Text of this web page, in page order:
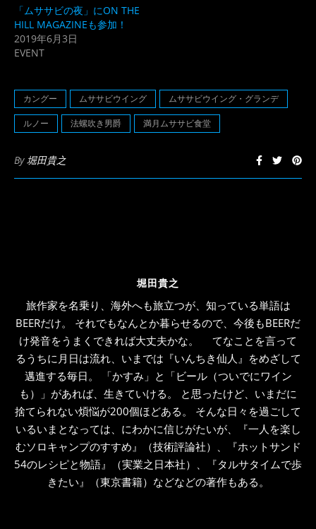
ド
ウ
で
開
き
ま
さ
い
(新
し
い
ウ
で
開
き
ま
「ムササビの夜」にON THE
HILL MAGAZINEも参加！
2019年6月3日
EVENT
カングー ムササビウイング ムササビウイング・グランデ
ルノー 法螺吹き男爵 満月ムササビ食堂
By堀田貴之
堀田貴之
旅作家を名乗り、海外へも旅立つが、知っている単語は
BEERだけ。 それでもなんとか暮らせるので、今後もBEERだ
け発音をうまくできれば大丈夫かな。 てなことを言って
るうちに月日は流れ、いまでは『いんちき仙人』をめざして
邁進する毎日。 「かすみ」と「ビール（ついでにワイン
も）」があれば、生きていける。 と思ったけど、いまだに
捨てられない煩悩が200個ほどある。 そんな日々を過ごして
いるいまとなっては、にわかに信じがたいが、『一人を楽し
むソロキャンプのすすめ』（技術評論社）、『ホットサンド
54のレシピと物語』（実業之日本社）、『タルサタイムで歩
きたい』（東京書籍）などなどの著作もある。